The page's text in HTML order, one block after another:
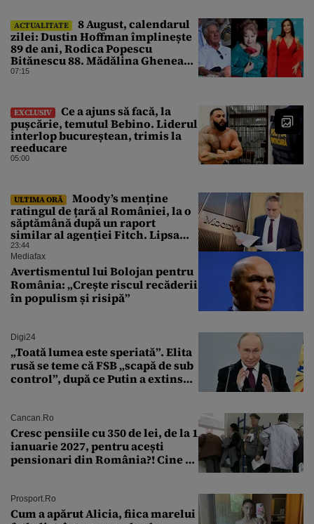
ACTUALITATE
8 August, calendarul
zilei: Dustin Hoffman împlinește
89 de ani, Rodica Popescu
Bitănescu 88. Mădălina Ghenea
face 39 de ani
07:15
EXCLUSIV
Ce a ajuns să facă, la
pușcărie, temutul Bebino. Liderul
interlop bucureștean, trimis la
reeducare
05:00
ULTIMA ORĂ
Moody’s menține
ratingul de țară al României, la o
săptămână după un raport
similar al agenției Fitch. Lipsa
unui guvern cu puteri depline,
principala vulnerabilitate din
raport
23:44
Mediafax
Avertismentul lui Bolojan pentru
România: „Crește riscul recăderii
în populism și risipă”
Digi24
„Toată lumea este speriată”. Elita
rusă se teme că FSB „scapă de sub
control”, după ce Putin a extins
Cancan.ro
Cresc pensiile cu 350 de lei, de la 1
ianuarie 2027, pentru acești
pensionari din România?! Cine se
Prosport.ro
Cum a apărut Alicia, fiica marelui